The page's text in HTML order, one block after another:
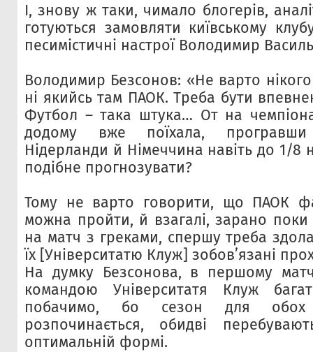
І, знову ж таки, чимало блогерів,
готуються замовляти київському
песимістичні настрої Володимир
Володимир Безсонов: «Не варто
ні якийсь там ПАОК. Треба бути
Футбол – така штука… От на
додому вже поїхала, програвши
Нідерланди й Німеччина навіть до 1/8
подібне прогнозувати?
Тому не варто говорити, що ПАОК
можна пройти, й взагалі, зарано
на матч з греками, спершу треба
їх [Університатю Клуж] зобов’язані
На думку Безсонова, в першому
командою Університатя Клуж
побачимо, бо сезон для
розпочинається, обидві
оптимальній формі.